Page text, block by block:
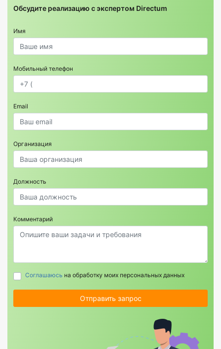
Обсудите реализацию с экспертом Directum
Имя
Мобильный телефон
Email
Организация
Должность
Комментарий
Соглашаюсь на обработку моих персональных данных
Отправить запрос